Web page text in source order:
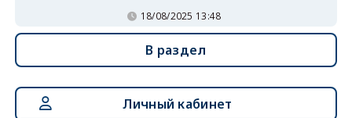
18/08/2025 13:48
В раздел
Личный кабинет